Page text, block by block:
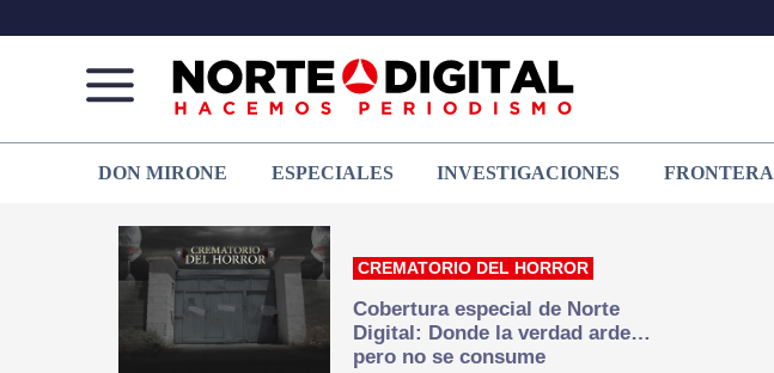
de
Juárez
que
hacemos periodismo
DON MIRONE ESPECIALES INVESTIGACIONES FRONTERA
CREMATORIO DEL HORROR
Cobertura especial de Norte
Digital: Donde la verdad arde…
pero no se consume